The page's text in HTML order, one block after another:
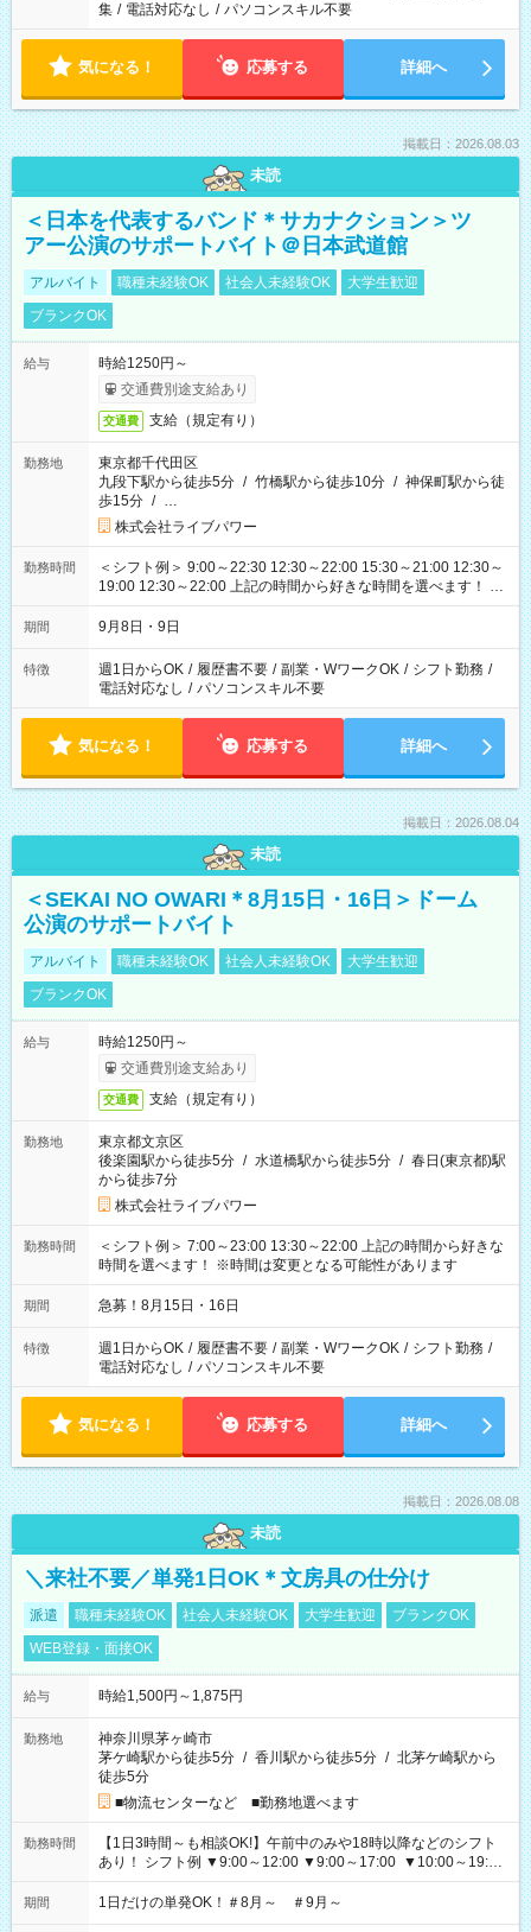
集 / 電話対応なし / パソコンスキル不要
気になる！ 応募する 詳細へ
掲載日：2026.08.03
未読
＜日本を代表するバンド＊サカナクション＞ツ
アー公演のサポートバイト＠日本武道館
アルバイト 職種未経験OK 社会人未経験OK
大学生歓迎
ブランクOK
給与
時給1250円～
交通費別途支給あり
交通費 支給（規定有り）
勤務地
東京都千代田区
九段下駅から徒歩5分 / 竹橋駅から徒歩10分 / 神保町駅から徒
歩15分 / …
株式会社ライブパワー
勤務時間
＜シフト例＞ 9:00～22:30 12:30～22:00 15:30～21:00 12:30～
19:00 12:30～22:00 上記の時間から好きな時間を選べます！ ※
時間は変更となる可能性があります
期間 9月8日・9日
特徴 週1日からOK / 履歴書不要 / 副業・WワークOK / シフト勤務 /
電話対応なし / パソコンスキル不要
気になる！ 応募する 詳細へ
掲載日：2026.08.04
未読
＜SEKAI NO OWARI＊8月15日・16日＞ドーム
公演のサポートバイト
アルバイト 職種未経験OK 社会人未経験OK
大学生歓迎
ブランクOK
給与
時給1250円～
交通費別途支給あり
交通費 支給（規定有り）
勤務地
東京都文京区
後楽園駅から徒歩5分 / 水道橋駅から徒歩5分 / 春日(東京都)駅
から徒歩7分
株式会社ライブパワー
勤務時間
＜シフト例＞ 7:00～23:00 13:30～22:00 上記の時間から好きな
時間を選べます！ ※時間は変更となる可能性があります
期間 急募！8月15日・16日
特徴 週1日からOK / 履歴書不要 / 副業・WワークOK / シフト勤務 /
電話対応なし / パソコンスキル不要
気になる！ 応募する 詳細へ
掲載日：2026.08.08
未読
＼来社不要／単発1日OK＊文房具の仕分け
派遣 職種未経験OK 社会人未経験OK 大学生歓迎
ブランクOK
WEB登録・面接OK
給与 時給1,500円～1,875円
勤務地
神奈川県茅ヶ崎市
茅ケ崎駅から徒歩5分 / 香川駅から徒歩5分 / 北茅ケ崎駅から
徒歩5分
■物流センターなど ■勤務地選べます
勤務時間
【1日3時間～も相談OK!】午前中のみや18時以降などのシフト
あり！ シフト例 ▼9:00～12:00 ▼9:00～17:00 ▼10:00～19:00
▼18:00～21:00
期間 1日だけの単発OK！＃8月～ ＃9月～